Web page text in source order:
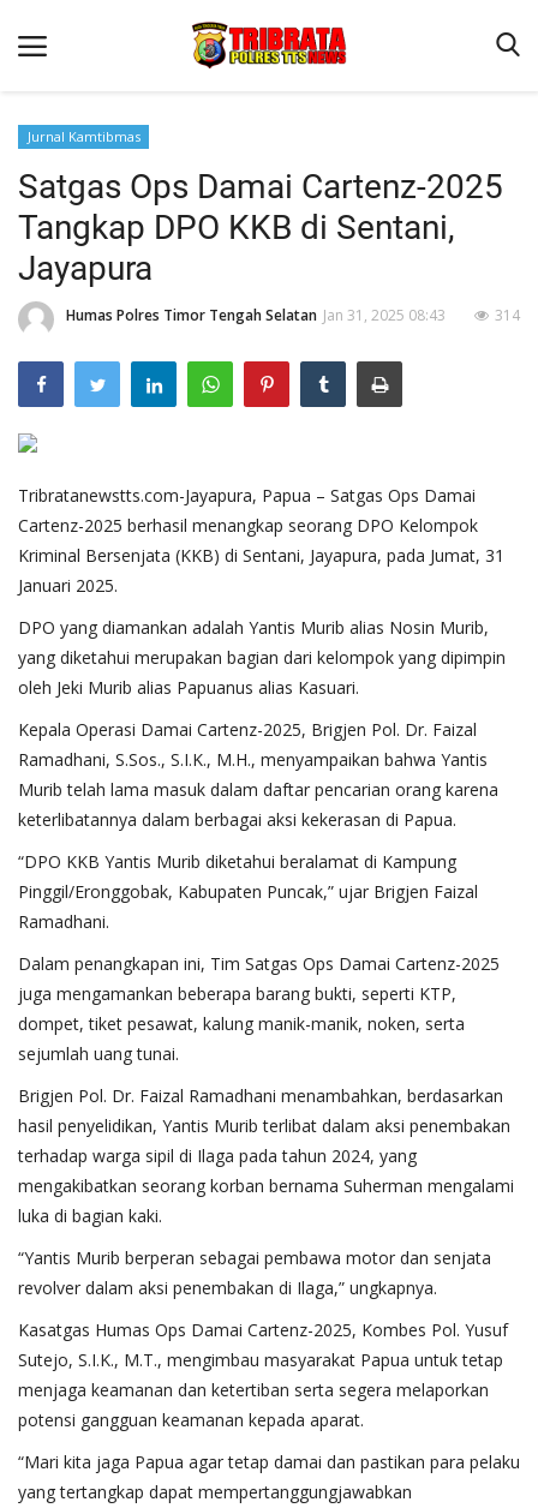
Beranda
Terms & Conditions
Reskrim
Binkam
Lantas
Giat Ops
Polisi Kita
Jurnal Kamtibmas
Jurnal Kamtibmas
Satgas Ops Damai Cartenz-2025
Tangkap DPO KKB di Sentani,
Jayapura
Humas Polres Timor Tengah Selatan Jan 31, 2025 08:43 314
Tribratanewstts.com-Jayapura, Papua – Satgas Ops Damai
Cartenz-2025 berhasil menangkap seorang DPO Kelompok
Kriminal Bersenjata (KKB) di Sentani, Jayapura, pada Jumat, 31
Januari 2025.
DPO yang diamankan adalah Yantis Murib alias Nosin Murib,
yang diketahui merupakan bagian dari kelompok yang dipimpin
oleh Jeki Murib alias Papuanus alias Kasuari.
Kepala Operasi Damai Cartenz-2025, Brigjen Pol. Dr. Faizal
Ramadhani, S.Sos., S.I.K., M.H., menyampaikan bahwa Yantis
Murib telah lama masuk dalam daftar pencarian orang karena
keterlibatannya dalam berbagai aksi kekerasan di Papua.
“DPO KKB Yantis Murib diketahui beralamat di Kampung
Pinggil/Eronggobak, Kabupaten Puncak,” ujar Brigjen Faizal
Ramadhani.
Dalam penangkapan ini, Tim Satgas Ops Damai Cartenz-2025
juga mengamankan beberapa barang bukti, seperti KTP,
dompet, tiket pesawat, kalung manik-manik, noken, serta
sejumlah uang tunai.
Brigjen Pol. Dr. Faizal Ramadhani menambahkan, berdasarkan
hasil penyelidikan, Yantis Murib terlibat dalam aksi penembakan
terhadap warga sipil di Ilaga pada tahun 2024, yang
mengakibatkan seorang korban bernama Suherman mengalami
luka di bagian kaki.
“Yantis Murib berperan sebagai pembawa motor dan senjata
revolver dalam aksi penembakan di Ilaga,” ungkapnya.
Kasatgas Humas Ops Damai Cartenz-2025, Kombes Pol. Yusuf
Sutejo, S.I.K., M.T., mengimbau masyarakat Papua untuk tetap
menjaga keamanan dan ketertiban serta segera melaporkan
potensi gangguan keamanan kepada aparat.
“Mari kita jaga Papua agar tetap damai dan pastikan para pelaku
yang tertangkap dapat mempertanggungjawabkan